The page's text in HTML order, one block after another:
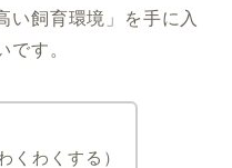
い飼育環境」を手に入
です。
くわくする）